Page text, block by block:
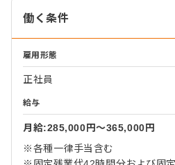
働く条件
雇用形態
正社員
給与
月給:285,000円〜365,000円
※各種一律手当含む